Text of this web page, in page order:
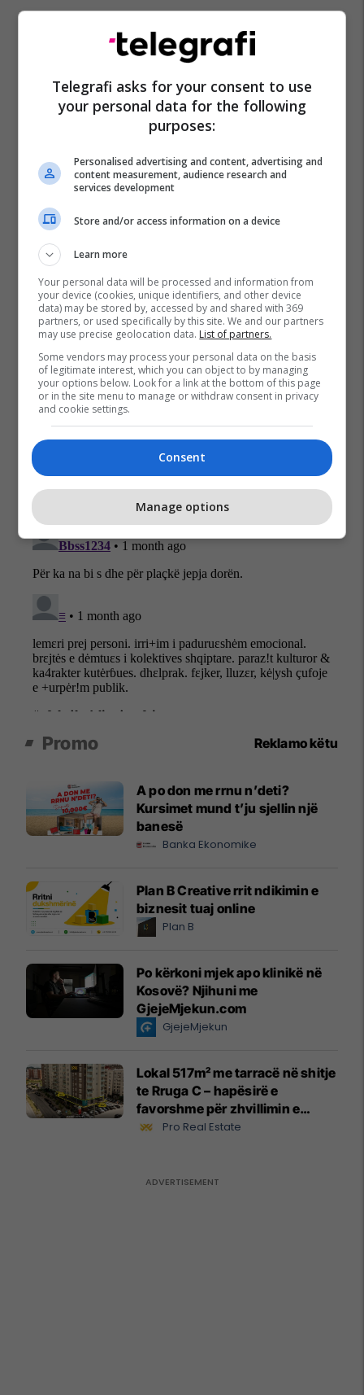
Edi Rama
Promo Reklamo këtu
A po don me rrnu n’deti?
Kursimet mund t’ju sjellin një
banesë
Banka Ekonomike
Plan B Creative rrit ndikimin e
biznesit tuaj online
Plan B
Po kërkoni mjek apo klinikë në
Kosovë? Njihuni me
GjejeMjekun.com
GjejeMjekun
Lokal 517m² me tarracë në shitje
te Rruga C – hapësirë e
favorshme për zhvillimin e
biznesit #15796
Pro Real Estate
Telegrafi asks for your consent to use
your personal data for the following
purposes:
Personalised advertising and content, advertising and
content measurement, audience research and
services development
Store and/or access information on a device
Learn more
Your personal data will be processed and information from
your device (cookies, unique identifiers, and other device
data) may be stored by, accessed by and shared with 369
partners, or used specifically by this site. We and our partners
may use precise geolocation data. List of partners.
Some vendors may process your personal data on the basis
of legitimate interest, which you can object to by managing
your options below. Look for a link at the bottom of this page
or in the site menu to manage or withdraw consent in privacy
and cookie settings.
Consent
Manage options